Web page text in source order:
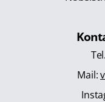
Mail: